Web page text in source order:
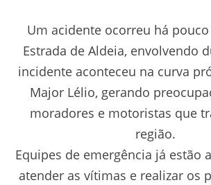
Um acidente ocorreu há
Estrada de Aldeia, envolvendo
incidente aconteceu na curva
Major Lélio, gerando
moradores e motoristas que
região.
Equipes de emergência já estão
atender as vítimas e realizar os